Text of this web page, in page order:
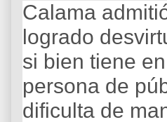
Calama
logrado
si bien tiene
persona de
dificulta de